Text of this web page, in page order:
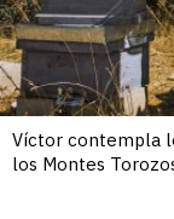
Víctor contempla
los Montes